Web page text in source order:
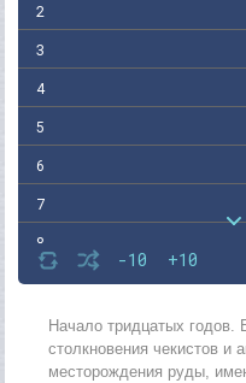
-10 +10
2
3
4
5
6
7
8
9
10
11
Начало тридцатых годов.
столкновения чекистов и
месторождения руды,